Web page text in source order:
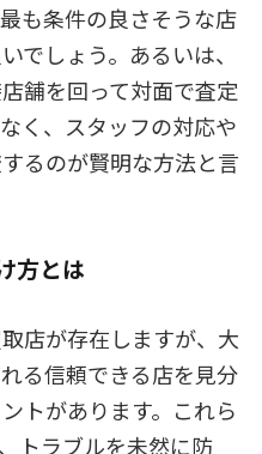
も条件の良さそうな店
でしょう。あるいは、
舗を回って対面で査定
く、スタッフの対応や
るのが賢明な方法と言
方とは
店が存在しますが、大
る信頼できる店を見分
トがあります。これら
トラブルを未然に防